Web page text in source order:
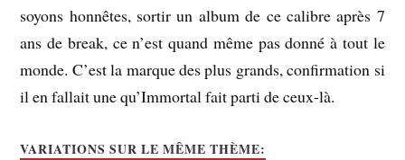
soyons honnêtes, sortir un album de ce calibre après 7
ans de break, ce n’est quand même pas donné à tout le
monde. C’est la marque des plus grands, confirmation si
il en fallait une qu’Immortal fait parti de ceux-là.
VARIATIONS SUR LE MÊME THÈME: